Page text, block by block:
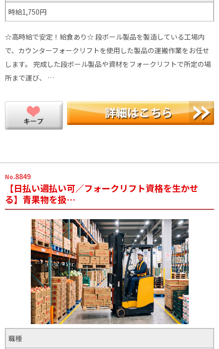
時給1,750円
☆高時給で安定！給食あり☆ 段ボール製品を製造している工場内
で、カウンターフォークリフトを使用した製品の運搬作業をお任せ
します。 完成した段ボール製品や資材をフォークリフトで所定の場
所まで運び、 …
No.8849
【日払い週払い可／フォークリフト資格を生かせ
る】青果物を扱…
職種